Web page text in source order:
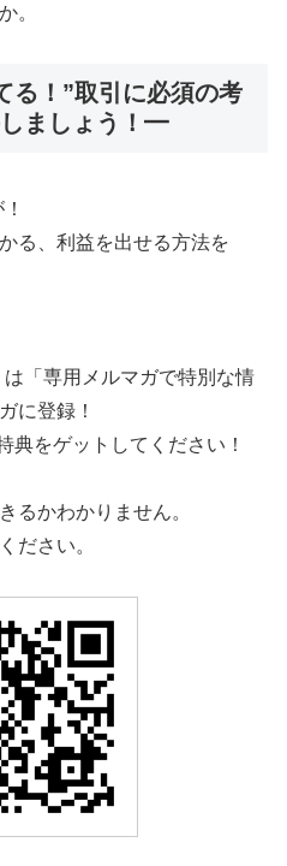
。
！”取引に必須の考
しましょう！━
る、利益を出せる方法を
「専用メルマガで特別な情
に登録！
をゲットしてください！
るかわかりません。
ださい。